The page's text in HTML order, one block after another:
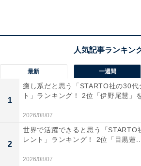
最新 一週間
1
癒し系だと思う「STARTO社の30代
ト」ランキング！ 2位「伊野尾慧」
2026/08/07
2
世界で活躍できると思う「STARTO
レント」ランキング！ 2位「目黒蓮...
2026/08/07